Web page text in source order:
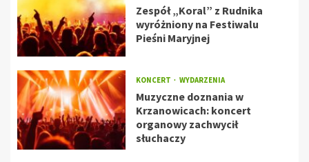
Zespół „Koral” z Rudnika
wyróżniony na Festiwalu
Pieśni Maryjnej
KONCERT WYDARZENIA
Muzyczne doznania w
Krzanowicach: koncert
organowy zachwycił
słuchaczy